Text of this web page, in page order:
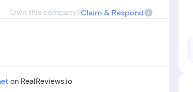
Own this company?Claim & Respond
on RealReviews.io